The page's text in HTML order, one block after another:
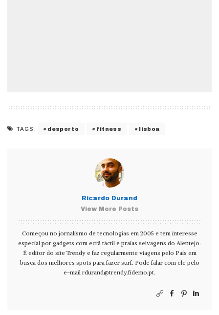
TAGS: desporto fitness lisboa
Ricardo Durand
View More Posts
Começou no jornalismo de tecnologias em 2005 e tem interesse
especial por gadgets com ecrã táctil e praias selvagens do Alentejo.
É editor do site Trendy e faz regularmente viagens pelo País em
busca dos melhores spots para fazer surf. Pode falar com ele pelo
e-mail rdurand@trendy.fidemo.pt.